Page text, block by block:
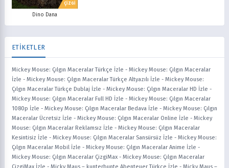
ÇİZGİ
Dino Dana
ETİKETLER
Mickey Mouse: Çılgın Maceralar Türkçe İzle - Mickey Mouse: Çılgın Maceralar
İzle - Mickey Mouse: Çılgın Maceralar Türkçe Altyazılı İzle - Mickey Mouse:
Çılgın Maceralar Türkçe Dublaj İzle - Mickey Mouse: Çılgın Maceralar HD İzle -
Mickey Mouse: Çılgın Maceralar Full HD İzle - Mickey Mouse: Çılgın Maceralar
1080p İzle - Mickey Mouse: Çılgın Maceralar Bedava İzle - Mickey Mouse: Çılgın
Maceralar Ücretsiz İzle - Mickey Mouse: Çılgın Maceralar Online İzle - Mickey
Mouse: Çılgın Maceralar Reklamsız İzle - Mickey Mouse: Çılgın Maceralar
Kesintisiz İzle - Mickey Mouse: Çılgın Maceralar Sansürsüz İzle - Mickey Mouse:
Çılgın Maceralar Mobil İzle - Mickey Mouse: Çılgın Maceralar Anime İzle -
Mickey Mouse: Çılgın Maceralar ÇizgiMax - Mickey Mouse: Çılgın Maceralar